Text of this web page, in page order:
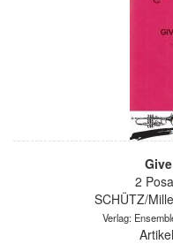
2
SCHÜTZ/
Verlag: